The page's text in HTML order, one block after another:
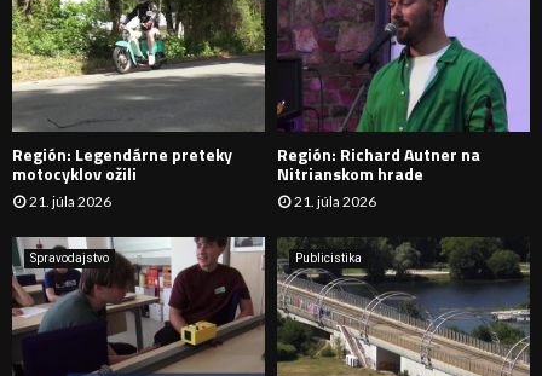
:
D
A
N
I
Región: Legendárne preteky
motocyklov ožili
21. júla 2026
Región: Richard Autner na
Nitrianskom hrade
21. júla 2026
Spravodajstvo Publicistika